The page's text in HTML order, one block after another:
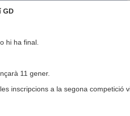
GD
hi ha final.
11 gener.
inscripcions a la segona competició